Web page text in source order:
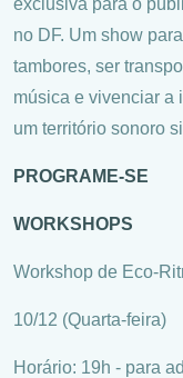
exclusiva para o
no DF. Um show
tambores, ser
música e vivenciar a
um território sonoro
PROGRAME-SE
WORKSHOPS
Workshop de Eco-
10/12 (Quarta-feira)
Horário: 19h - para